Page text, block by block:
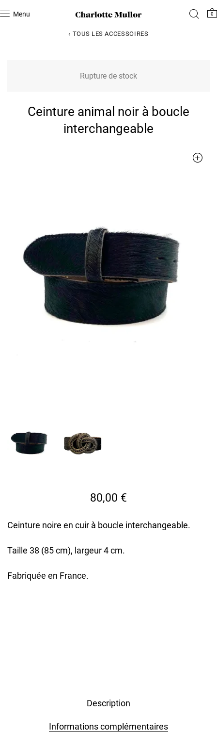
Menu 0
‹ TOUS LES ACCESSOIRES
Ceinture animal noir à boucle
interchangeable
80,00 €
Ceinture noire en cuir à boucle interchangeable.
Taille 38 (85 cm), largeur 4 cm.
Fabriquée en France.
Rupture de stock
Description
Informations complémentaires